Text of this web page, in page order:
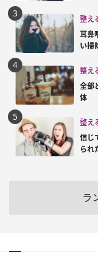
整え
耳鼻
い掃
整え
全部
体
整え
信じ
られ
ラ